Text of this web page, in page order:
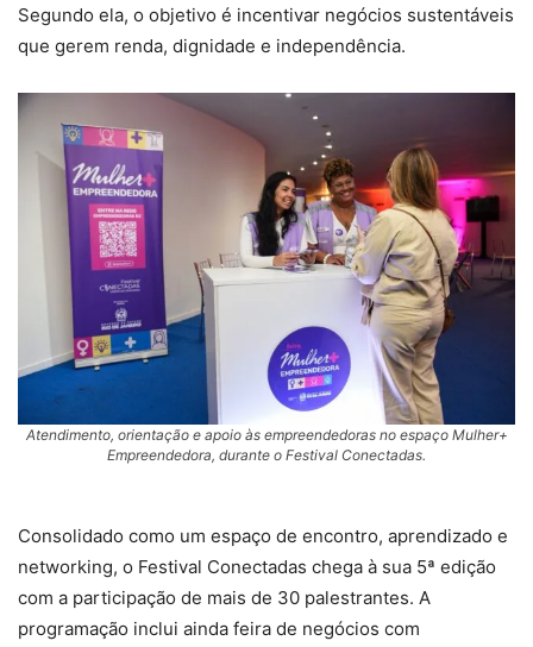
Segundo ela, o objetivo é incentivar negócios sustentáveis
que gerem renda, dignidade e independência.
Atendimento, orientação e apoio às empreendedoras no espaço Mulher+
Empreendedora, durante o Festival Conectadas.
Consolidado como um espaço de encontro, aprendizado e
networking, o Festival Conectadas chega à sua 5ª edição
com a participação de mais de 30 palestrantes. A
programação inclui ainda feira de negócios com